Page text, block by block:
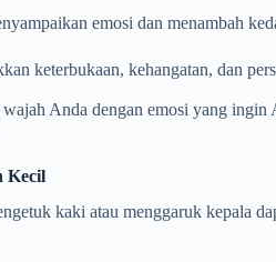
emosi dan menambah
keterbukaan, kehangatan, dan
wajah Anda dengan emosi yang
Kecil
kaki atau menggaruk kepala